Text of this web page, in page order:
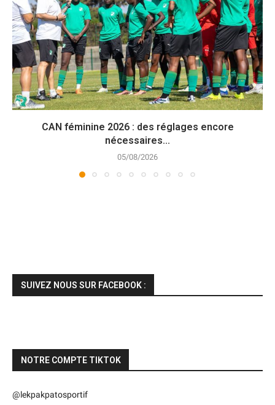
CAN féminine 2026 : des réglages encore
nécessaires...
05/08/2026
SUIVEZ NOUS SUR FACEBOOK :
NOTRE COMPTE TIKTOK
@lekpakpatosportif